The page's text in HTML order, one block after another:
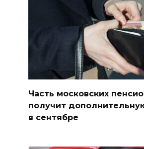
Часть московских
получит
в сентябре